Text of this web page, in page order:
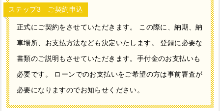
ステップ3 ご契約申込
正式にご契約をさせていただきます。 この際に、納期、納
車場所、お支払方法なども決定いたします。 登録に必要な
書類のご説明もさせていただきます。手付金のお支払いも
必要です。 ローンでのお支払いをご希望の方は事前審査が
必要になりますのでお知らせください。